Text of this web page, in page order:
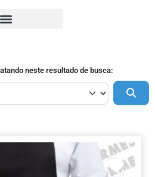
neste resultado de busca: